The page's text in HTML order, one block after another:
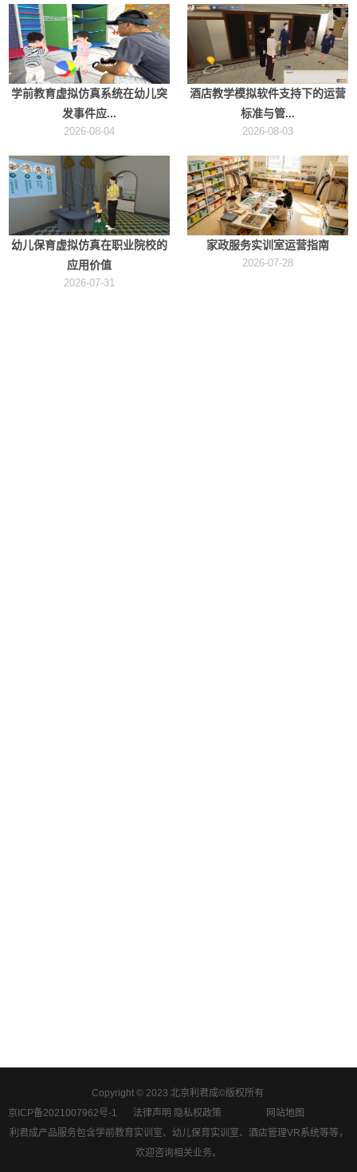
学前教育虚拟仿真系统在幼儿突
发事件应...
2026-08-04
酒店教学模拟软件支持下的运营
标准与管...
2026-08-03
幼儿保育虚拟仿真在职业院校的
应用价值
2026-07-31
家政服务实训室运营指南
2026-07-28
Copyright © 2023 北京利君成©版权所有
京ICP备2021007962号-1
法律声明 隐私权政策
网站地图
利君成产品服务包含学前教育实训室、幼儿保育实训室、酒店管理VR系统等等，
欢迎咨询相关业务。